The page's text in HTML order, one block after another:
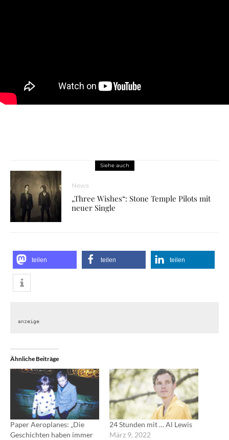
Siehe auch
News
„Three Wishes“: Stone Temple Pilots mit
neuer Single
teilen teilen teilen
anzeige
Ähnliche Beiträge
Paper Aeroplanes: „Die
Geschichten haben immer
24 Stunden mit … Al Lewis
März 9, 2022